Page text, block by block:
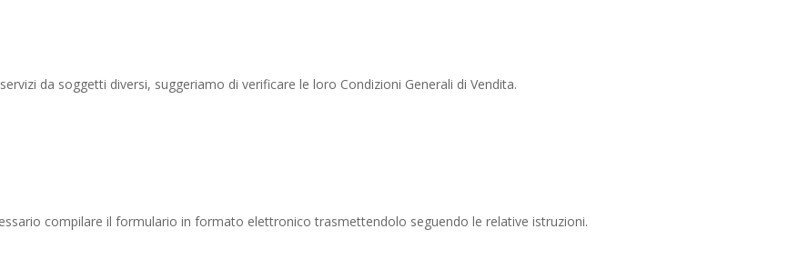
da soggetti diversi, suggeriamo di verificare le loro Condizioni Generali di Vendita.
compilare il formulario in formato elettronico trasmettendolo seguendo le relative istruzioni.